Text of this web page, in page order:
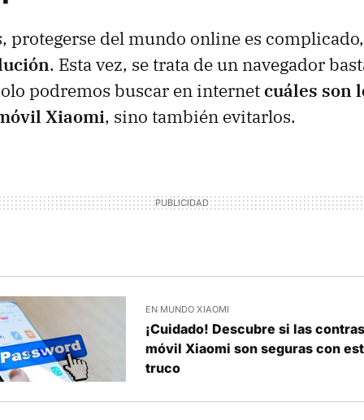
protegerse del mundo online es
. Esta vez, se trata de un navegador
podremos buscar en internetcuáles son
Xiaomi, sino también evitarlos.
EN MUNDO XIAOMI
¡Cuidado! Descubre si las
móvil Xiaomi son seguras con
truco